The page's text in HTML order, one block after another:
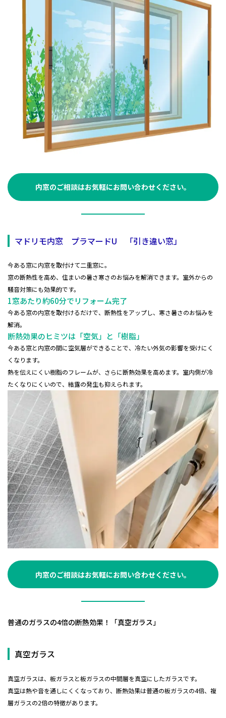
内窓のご相談はお気軽にお問い合わせください。
マドリモ内窓 プラマードU 「引き違い窓」
今ある窓に内窓を取付けて二重窓に。
窓の断熱性を高め、住まいの暑さ寒さのお悩みを解消できます。室外からの
騒音対策にも効果的です。
1窓あたり約60分でリフォーム完了
今ある窓の内窓を取付けるだけで、断熱性をアップし、寒さ暑さのお悩みを
解消。
断熱効果のヒミツは「空気」と「樹脂」
今ある窓と内窓の間に空気層ができることで、冷たい外気の影響を受けにく
くなります。
熱を伝えにくい樹脂のフレームが、さらに断熱効果を高めます。室内側が冷
たくなりにくいので、結露の発生も抑えられます。
内窓のご相談はお気軽にお問い合わせください。
普通のガラスの4倍の断熱効果！「真空ガラス」
真空ガラス
真空ガラスは、板ガラスと板ガラスの中間層を真空にしたガラスです。
真空は熱や音を通しにくくなっており、断熱効果は普通の板ガラスの4倍、複
層ガラスの2倍の特徴があります。